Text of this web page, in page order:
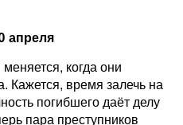
апреля
когда они
Кажется, время залечь на
погибшего даёт делу
пара преступников